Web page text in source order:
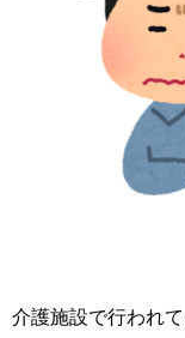
介護施設で行われ